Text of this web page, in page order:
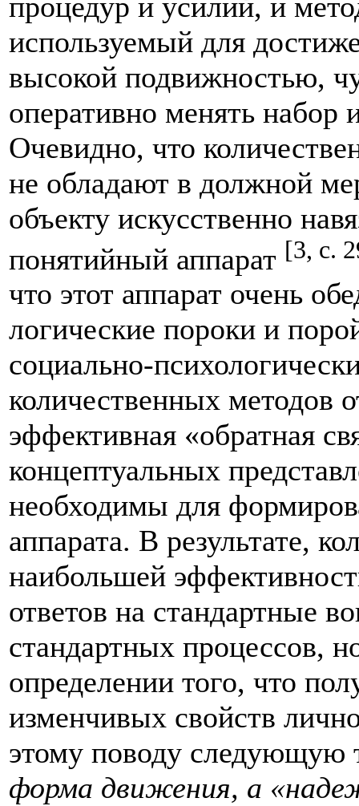
используемый для
высокой подвижностью,
оперативно менять
Очевидно, что
не обладают в должной
объекту искусственно
понятийный аппарат [3, с.
что этот аппарат очень
логические пороки и
социально-
количественных методов
эффективная «обратная
концептуальных
необходимы для
аппарата. В результате,
наибольшей
ответов на стандартные
стандартных процессов,
определении того, что
изменчивых свойств
этому поводу следующую
форма движения, а